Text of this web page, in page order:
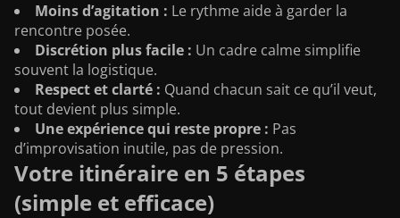
Moins d’agitation : Le rythme aide à garder la
rencontre posée.
Discrétion plus facile : Un cadre calme simplifie
souvent la logistique.
Respect et clarté : Quand chacun sait ce qu’il veut,
tout devient plus simple.
Une expérience qui reste propre : Pas
d’improvisation inutile, pas de pression.
Votre itinéraire en 5 étapes
(simple et efficace)